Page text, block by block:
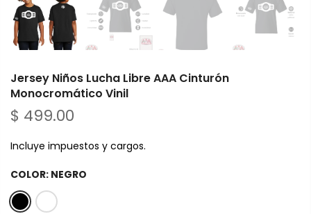
Jersey Niños Lucha Libre AAA Cinturón
Monocromático Vinil
$ 499.00
Incluye impuestos y cargos.
COLOR: NEGRO